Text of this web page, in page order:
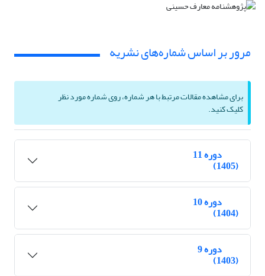
مرور بر اساس شماره‌های نشریه
برای مشاهده مقالات مرتبط با هر شماره، روی شماره مورد نظر
کلیک کنید.
دوره 11
(1405)
دوره 10
(1404)
دوره 9
(1403)